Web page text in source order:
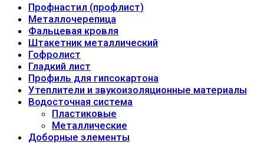
Профнастил (профлист)
Металлочерепица
Фальцевая кровля
Штакетник металлический
Гофролист
Гладкий лист
Профиль для гипсокартона
Утеплители и звукоизоляционные материалы
Водосточная система
Пластиковые
Металлические
Доборные элементы